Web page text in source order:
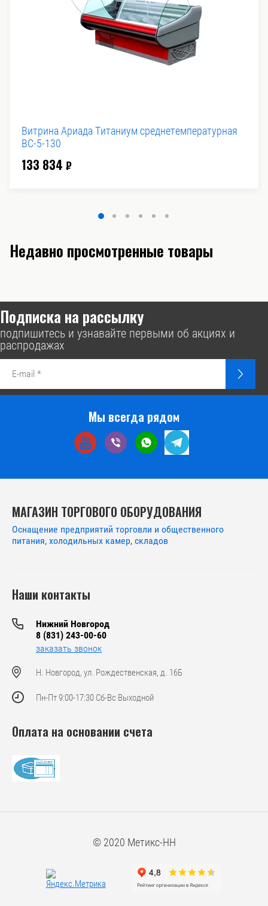
Витрина Ариада Титаниум среднетемпературная
ВС-5-130
133 834 ₽
Недавно просмотренные товары
Подписка на рассылку
подпишитесь и узнавайте первыми об акциях и
распродажах
Мы всегда рядом
МАГАЗИН ТОРГОВОГО ОБОРУДОВАНИЯ
Оснащение предприятий торговли и общественного
питания, холодильных камер, складов
Наши контакты
Нижний Новгород
8 (831) 243-00-60
заказать звонок
Н. Новгород, ул. Рождественская, д. 16Б
Пн-Пт 9:00-17:30 Сб-Вс Выходной
Оплата на основании счета
© 2020 Метикс-НН